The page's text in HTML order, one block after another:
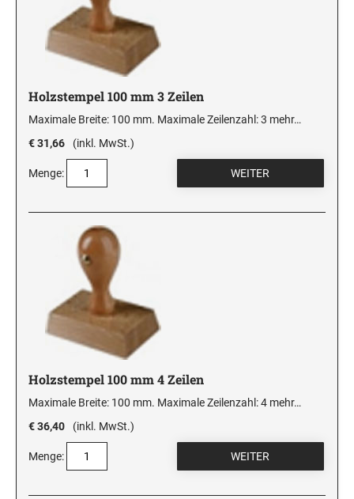
Holzstempel 100 mm 3 Zeilen
Maximale Breite: 100 mm. Maximale Zeilenzahl: 3 mehr…
€ 31,66
(inkl. MwSt.)
Menge:
Holzstempel 100 mm 4 Zeilen
Maximale Breite: 100 mm. Maximale Zeilenzahl: 4 mehr…
€ 36,40
(inkl. MwSt.)
Menge: